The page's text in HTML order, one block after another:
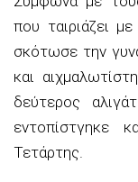
που ταιριάζει
σκότωσε την
και
δεύτερος
εντοπίστγηκε
Τετάρτης.